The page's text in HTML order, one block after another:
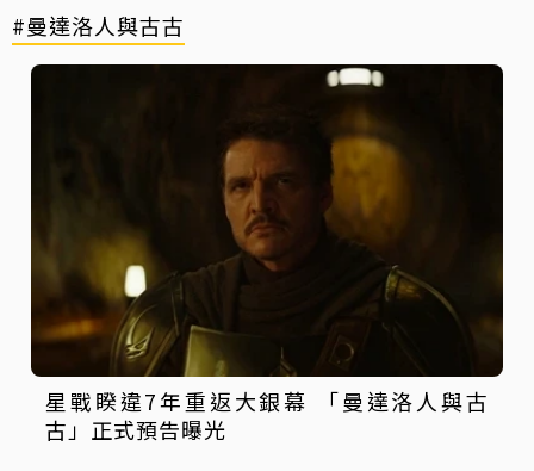
#曼達洛人與古古
星戰睽違7年重返大銀幕 「曼達洛人與古
古」正式預告曝光